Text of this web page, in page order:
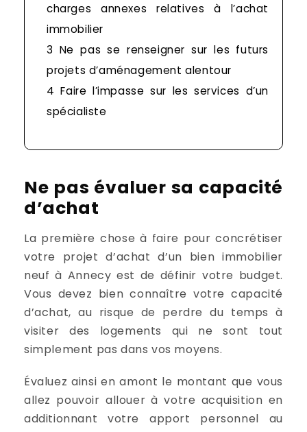
charges annexes relatives à l’achat
immobilier
3 Ne pas se renseigner sur les futurs
projets d’aménagement alentour
4 Faire l’impasse sur les services d’un
spécialiste
Ne pas évaluer sa capacité
d’achat
La première chose à faire pour concrétiser
votre projet d’achat d’un bien immobilier
neuf à Annecy est de définir votre budget.
Vous devez bien connaître votre capacité
d’achat, au risque de perdre du temps à
visiter des logements qui ne sont tout
simplement pas dans vos moyens.
Évaluez ainsi en amont le montant que vous
allez pouvoir allouer à votre acquisition en
additionnant votre apport personnel au